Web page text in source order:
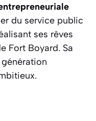
du service public
ses rêves
Fort Boyard. Sa